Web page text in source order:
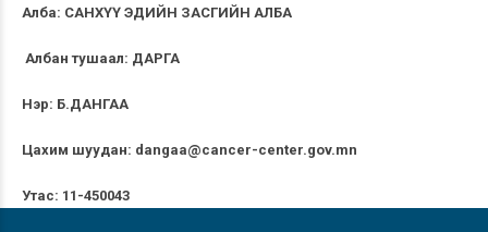
Алба: САНХҮҮ ЭДИЙН ЗАСГИЙН АЛБА
Албан тушаал: ДАРГА
Нэр: Б.ДАНГАА
Цахим шуудан: dangaa@cancer-center.gov.mn
Утас: 11-450043